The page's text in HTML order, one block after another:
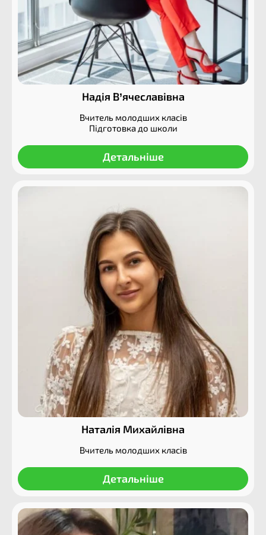
Надія В’ячеславівна
Вчитель молодших класів
Підготовка до школи
Детальніше
Наталія Михайлівна
Вчитель молодших класів
Детальніше